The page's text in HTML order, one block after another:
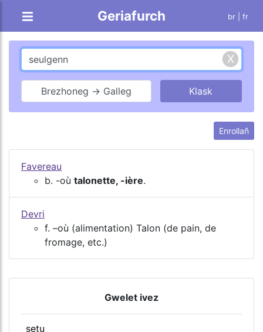
Geriafurch br | fr
Brezhoneg → Galleg
Enrollañ
Favereau
b. -où talonette, -ière.
Devri
f. –où (alimentation) Talon (de pain, de
fromage, etc.)
Gwelet ivez
setu